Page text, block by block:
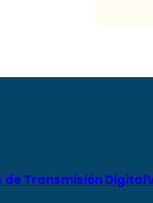
de Transmisión Digital